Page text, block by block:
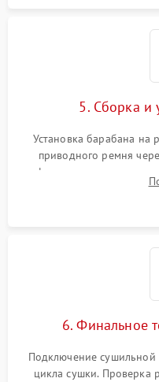
5. Сборка и
Установка барабана на
приводного ремня
фиксация всех узлов,
модулю управления.
6. Финальное
Подключение сушильной
цикла сушки. Проверка